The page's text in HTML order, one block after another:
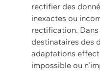
rectifier des
inexactes ou
rectification.
destinataires des
adaptations
impossible ou